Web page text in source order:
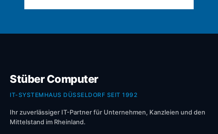
Stüber Computer
IT-SYSTEMHAUS DÜSSELDORF SEIT 1992
Ihr zuverlässiger IT-Partner für Unternehmen, Kanzleien und den
Mittelstand im Rheinland.